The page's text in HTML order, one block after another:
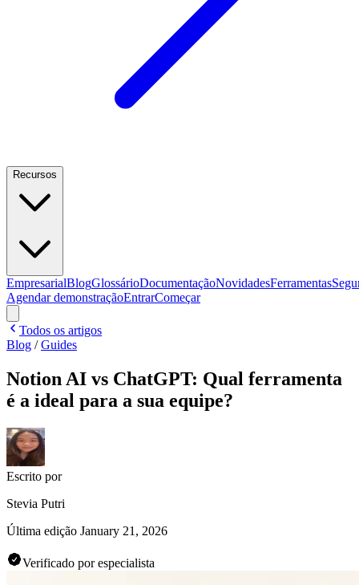
Recursos
EmpresarialBlogGlossárioDocumentaçãoNovidadesFerramentas
Agendar demonstraçãoEntrarComeçar
Todos os artigos
Blog /Guides
Notion AI vs ChatGPT: Qual ferramenta
é a ideal para a sua equipe?
Escrito por
Stevia Putri
Última edição January 21, 2026
Verificado por especialista